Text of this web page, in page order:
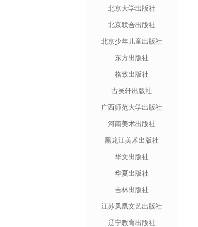
北京大学出版社
北京联合出版社
北京少年儿童出版社
东方出版社
格致出版社
古吴轩出版社
广西师范大学出版社
河南美术出版社
黑龙江美术出版社
华文出版社
华夏出版社
吉林出版社
江苏凤凰文艺出版社
辽宁教育出版社